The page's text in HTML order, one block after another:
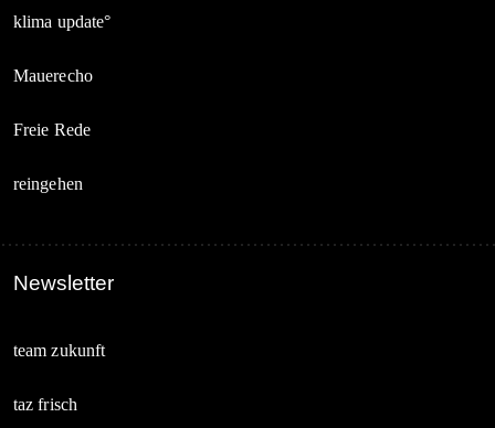
klima update°
Mauerecho
Freie Rede
reingehen
Newsletter
team zukunft
taz frisch